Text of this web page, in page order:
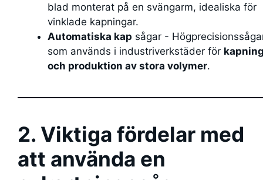
blad monterat på en svängarm, idealiska för
vinklade kapningar.
Automatiska kap sågar -
som används i industriverkstäder för
och produktion av stora volymer.
2. Viktiga fördelar med
att använda en